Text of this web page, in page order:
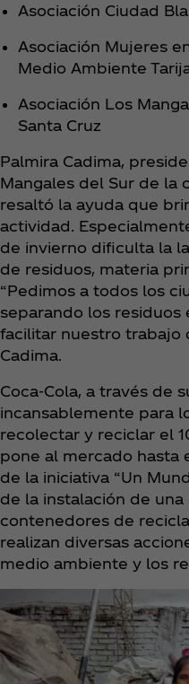
Asociación Ciudad
Asociación Mujeres
Medio Ambiente
Asociación Los
Santa Cruz
Palmira Cadima,
Mangales del Sur de la
resaltó la ayuda que
actividad.
de invierno dificulta la
de residuos, materia
“Pedimos a todos los
separando los residuos
facilitar nuestro trabajo
Cadima.
Coca‑Cola, a través de
incansablemente para
recolectar y reciclar el
pone al mercado hasta
de la iniciativa “Un
de la instalación de
contenedores de
realizan diversas
medio ambiente y los